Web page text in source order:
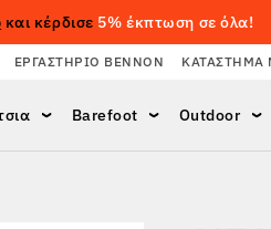
και κέρδισε 5% έκπτωση σε όλα!
ΕΡΓΑΣΤΉΡΙΟ BENNON ΚΑΤΆΣΤΗΜΑ
Barefoot Outdoor